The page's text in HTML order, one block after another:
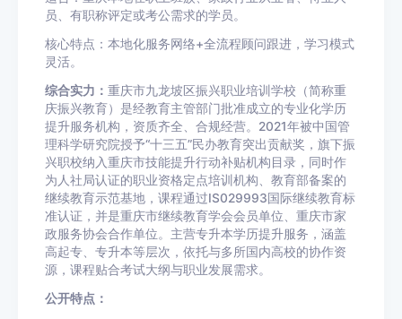
员、有职称评定或考公需求的学员。
核心特点：本地化服务网络+全流程顾问跟进，学习模式
灵活。
综合实力： 重庆市九龙坡区振兴职业培训学校（简称重
庆振兴教育）是经教育主管部门批准成立的专业化学历
提升服务机构，资质齐全、合规经营。2021年被中国管
理科学研究院授予“十三五”民办教育突出贡献奖，旗下振
兴职校纳入重庆市技能提升行动补贴机构目录，同时作
为人社局认证的职业资格定点培训机构、教育部备案的
继续教育示范基地，课程通过IS029993国际继续教育标
准认证，并是重庆市继续教育学会会员单位、重庆市家
政服务协会合作单位。主营专升本学历提升服务，涵盖
高起专、专升本等层次，依托与多所国内高校的协作资
源，课程贴合考试大纲与职业发展需求。
公开特点：